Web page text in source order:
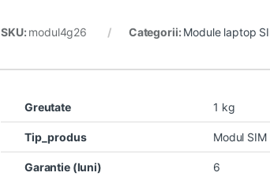
SKU: modul4g26 Categorii: Module laptop
Greutate 1 kg
Tip_produs Modul SIM
Garantie (luni) 6